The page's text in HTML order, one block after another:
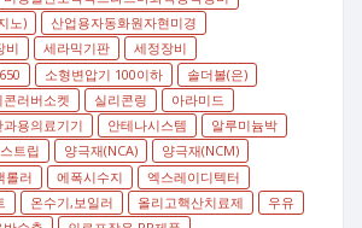
노)
산업용자동화원자현미경
비
세라믹기판
세정장비
소형변압기 100이하
솔더볼(은)
콘러버소켓 실리콘링
아라미드
과용의료기기 안테나시스템
알루미늄박
트립
양극재(NCA)
양극재(NCM)
롤러
에폭시수지
엑스레이디텍터
온수기,보일러 올리고핵산치료제
우유